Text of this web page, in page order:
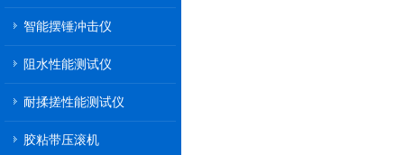
智能摆锤冲击仪
阻水性能测试仪
耐揉搓性能测试仪
胶粘带压滚机